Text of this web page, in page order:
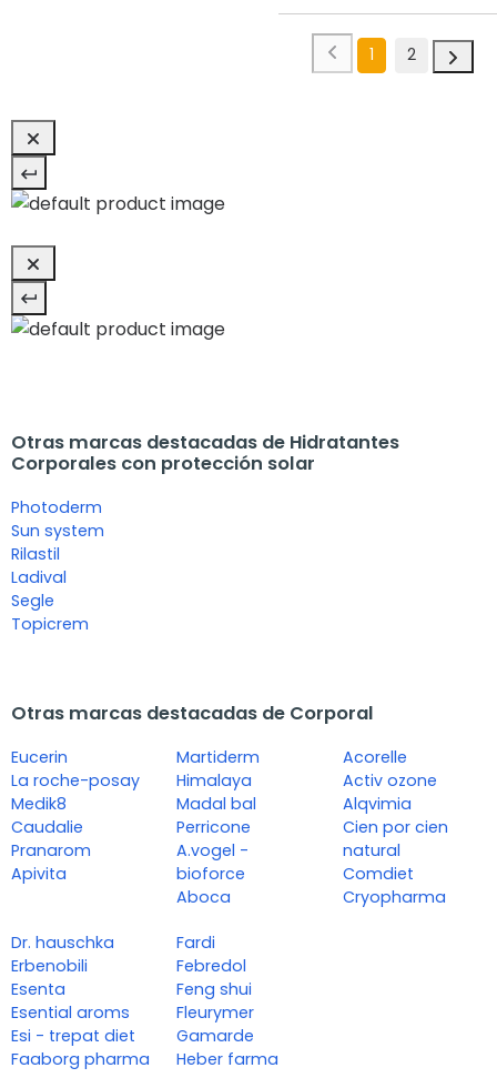
1 2
Otras marcas destacadas de Hidratantes
Corporales con protección solar
Photoderm
Sun system
Rilastil
Ladival
Segle
Topicrem
Otras marcas destacadas de Corporal
Eucerin
La roche-posay
Medik8
Caudalie
Pranarom
Apivita
Martiderm
Himalaya
Madal bal
Perricone
A.vogel -
bioforce
Aboca
Acorelle
Activ ozone
Alqvimia
Cien por cien
natural
Comdiet
Cryopharma
Dr. hauschka
Erbenobili
Esenta
Esential aroms
Esi - trepat diet
Faaborg pharma
Fardi
Febredol
Feng shui
Fleurymer
Gamarde
Heber farma